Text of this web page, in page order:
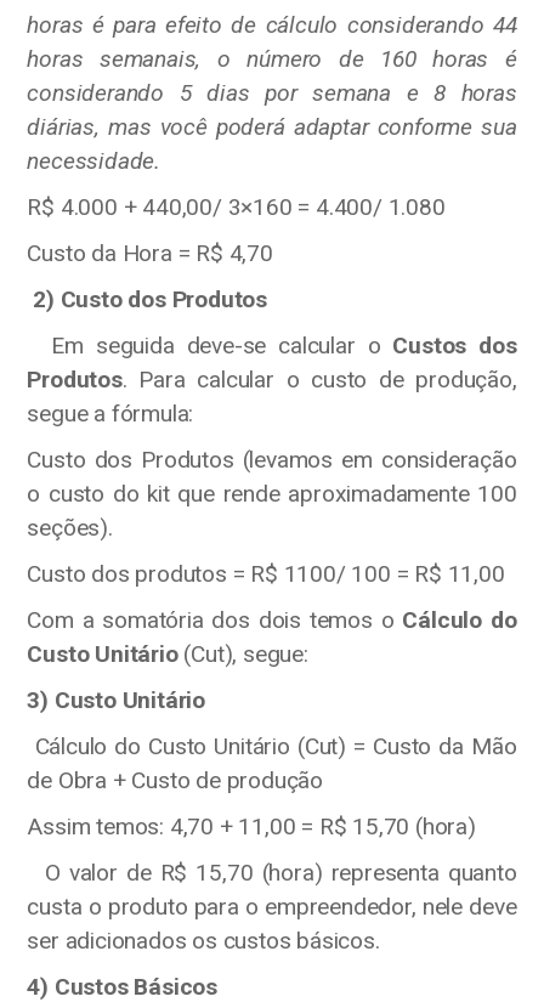
horas é para efeito de cálculo considerando 44
horas semanais, o número de 160 horas é
considerando 5 dias por semana e 8 horas
diárias, mas você poderá adaptar conforme sua
necessidade.
R$ 4.000 + 440,00/ 3×160 = 4.400/ 1.080
Custo da Hora = R$ 4,70
2) Custo dos Produtos
Em seguida deve-se calcular o Custos dos
Produtos. Para calcular o custo de produção,
segue a fórmula:
Custo dos Produtos (levamos em consideração
o custo do kit que rende aproximadamente 100
seções).
Custo dos produtos = R$ 1100/ 100 = R$ 11,00
Com a somatória dos dois temos o Cálculo do
Custo Unitário(Cut), segue:
3) Custo Unitário
Cálculo do Custo Unitário (Cut) = Custo da Mão
de Obra + Custo de produção
Assim temos: 4,70 + 11,00 = R$ 15,70 (hora)
O valor de R$ 15,70 (hora) representa quanto
custa o produto para o empreendedor, nele deve
ser adicionados os custos básicos.
4) Custos Básicos